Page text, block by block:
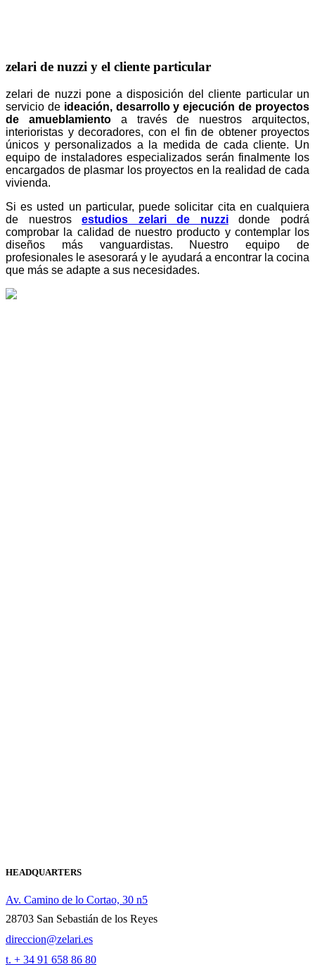
zelari de nuzzi y el cliente particular
zelari de nuzzi pone a disposición del cliente particular un
servicio de ideación, desarrollo y ejecución de proyectos
de amueblamientoa través de nuestros arquitectos,
interioristas y decoradores, con el fin de obtener proyectos
únicos y personalizados a la medida de cada cliente. Un
equipo de instaladores especializados serán finalmente los
encargados de plasmar los proyectos en la realidad de cada
vivienda.
Si es usted un particular, puede solicitar cita en cualquiera
de nuestrosestudios zelari de nuzzi
donde podrá
comprobar la calidad de nuestro producto y contemplar los
diseños más vanguardistas. Nuestro equipo de
profesionales le asesorará y le ayudará a encontrar la cocina
que más se adapte a sus necesidades.
HEADQUARTERS
Av. Camino de lo Cortao, 30 n5
28703 San Sebastián de los Reyes
direccion@zelari.es
t. + 34 91 658 86 80